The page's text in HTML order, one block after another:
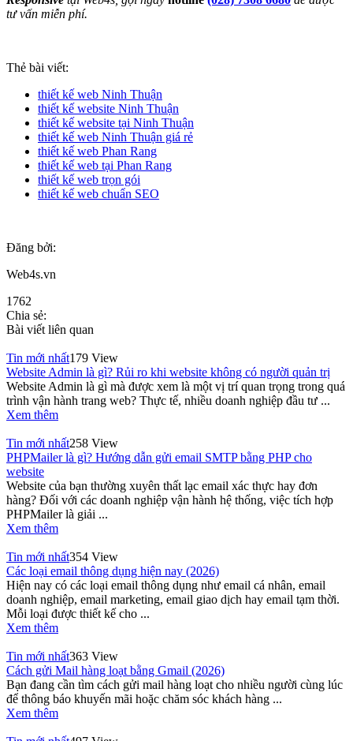
tư vấn miễn phí.
Thẻ bài viết:
thiết kế web Ninh Thuận
thiết kế website Ninh Thuận
thiết kế website tại Ninh Thuận
thiết kế web Ninh Thuận giá rẻ
thiết kế web Phan Rang
thiết kế web tại Phan Rang
thiết kế web trọn gói
thiết kế web chuẩn SEO
Đăng bởi:
Web4s.vn
1762
Chia sẻ:
Bài viết liên quan
Tin mới nhất179 View
Website Admin là gì? Rủi ro khi website không có người quản trị
Website Admin là gì mà được xem là một vị trí quan trọng trong quá
trình vận hành trang web? Thực tế, nhiều doanh nghiệp đầu tư ...
Xem thêm
Tin mới nhất258 View
PHPMailer là gì? Hướng dẫn gửi email SMTP bằng PHP cho
website
Website của bạn thường xuyên thất lạc email xác thực hay đơn
hàng? Đối với các doanh nghiệp vận hành hệ thống, việc tích hợp
PHPMailer là giải ...
Xem thêm
Tin mới nhất354 View
Các loại email thông dụng hiện nay (2026)
Hiện nay có các loại email thông dụng như email cá nhân, email
doanh nghiệp, email marketing, email giao dịch hay email tạm thời.
Mỗi loại được thiết kế cho ...
Xem thêm
Tin mới nhất363 View
Cách gửi Mail hàng loạt bằng Gmail (2026)
Bạn đang cần tìm cách gửi mail hàng loạt cho nhiều người cùng lúc
để thông báo khuyến mãi hoặc chăm sóc khách hàng ...
Xem thêm